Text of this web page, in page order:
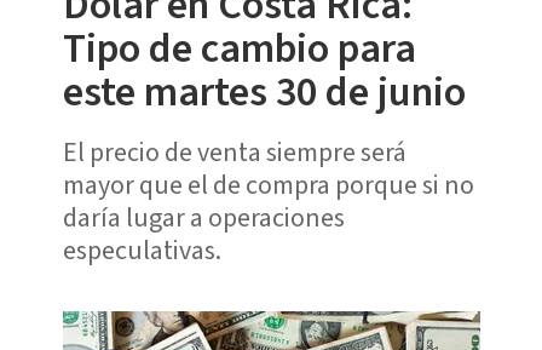
Tipo de cambio para
este martes 30 de junio
El precio de venta siempre será
mayor que el de compra porque si no
daría lugar a operaciones
especulativas.